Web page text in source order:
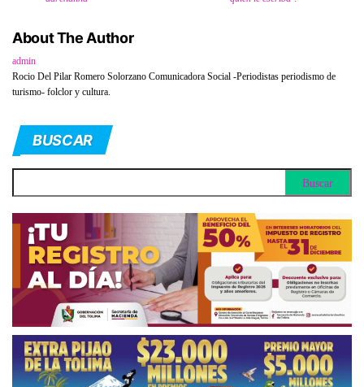
About The Author
admin
Rocio Del Pilar Romero Solorzano Comunicadora Social -Periodistas periodismo de
turismo- folclor y cultura.
BUSCAR